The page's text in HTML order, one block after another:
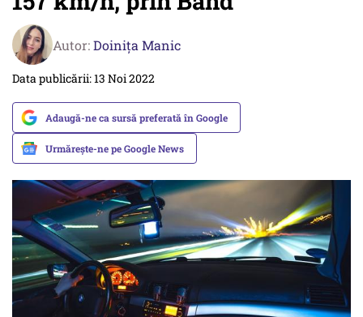
Autor:Doinița Manic
Data publicării: 13 Noi 2022
Adaugă-ne ca sursă preferată în Google
Urmărește-ne pe Google News